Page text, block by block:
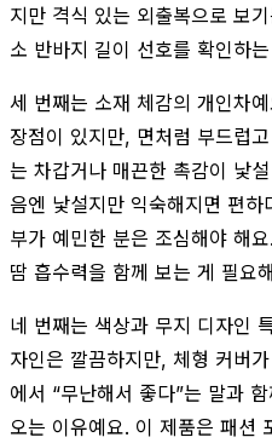
지만 격식 있는 외출복으로 보
소 반바지 길이 선호를 확인하
세 번째는 소재 체감의 개인차
장점이 있지만, 면처럼 부드럽
는 차갑거나 매끈한 촉감이 낯
음엔 낯설지만 익숙해지면 편
부가 예민한 분은 조심해야 해
땀 흡수력을 함께 보는 게 필요
네 번째는 색상과 무지 디자인
자인은 깔끔하지만, 체형 커버
에서 “무난해서 좋다”는 말과
오는 이유예요. 이 제품은 패션